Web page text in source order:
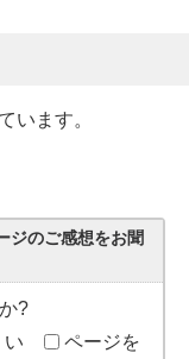
います。
ジのご感想をお聞
?
い
ページを